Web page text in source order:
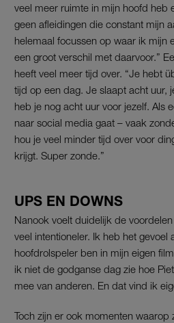
veel meer ruimte in mijn hoofd heb
geen afleidingen die constant mijn
helemaal focussen op waar ik mijn
een groot verschil met daarvoor.”
heeft veel meer tijd over. “Je hebt
tijd op een dag. Je slaapt acht uur,
heb je nog acht uur voor jezelf. Als
naar social media gaat – vaak
hou je veel minder tijd over voor
krijgt. Super zonde.”
UPS EN DOWNS
Nanook voelt duidelijk de
veel intentioneler. Ik heb het gevoel
hoofdrolspeler ben in mijn eigen
ik niet de godganse dag zie hoe
mee van anderen. En dat vind ik
Toch zijn er ook momenten waarop